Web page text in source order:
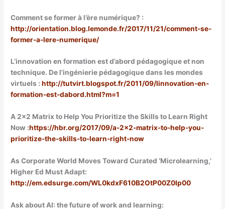
Comment se former à l’ère numérique? :
http://orientation.blog.lemonde.fr/2017/11/21/comment-se-
former-a-lere-numerique/
L’innovation en formation est d’abord pédagogique et non
technique. De l’ingénierie pédagogique dans les mondes
virtuels :http://tutvirt.blogspot.fr/2011/09/linnovation-en-
formation-est-dabord.html?m=1
A 2×2 Matrix to Help You Prioritize the Skills to Learn Right
Now :https://hbr.org/2017/09/a-2×2-matrix-to-help-you-
prioritize-the-skills-to-learn-right-now
As Corporate World Moves Toward Curated ‘Microlearning,’
Higher Ed Must Adapt:
http://em.edsurge.com/WL0kdxF610B2OtP00Z0Ip00
Ask about AI: the future of work and learning: